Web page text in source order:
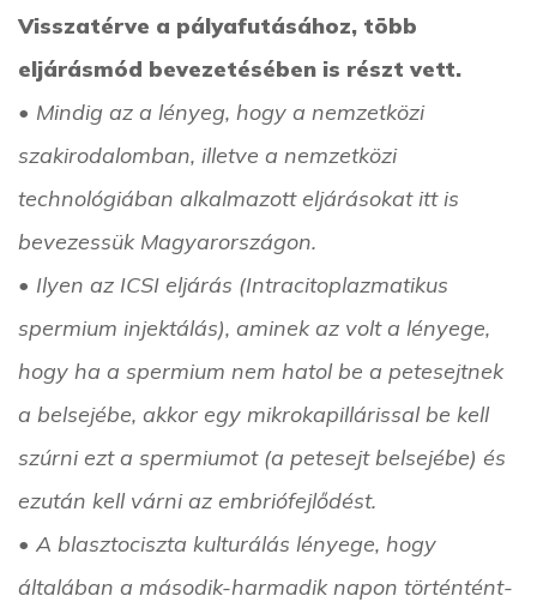
Visszatérve a pályafutásához, több
eljárásmód bevezetésében is részt vett.
• Mindig az a lényeg, hogy a nemzetközi
szakirodalomban, illetve a nemzetközi
technológiában alkalmazott eljárásokat itt is
bevezessük Magyarországon.
• Ilyen az ICSI eljárás (Intracitoplazmatikus
spermium injektálás), aminek az volt a lényege,
hogy ha a spermium nem hatol be a petesejtnek
a belsejébe, akkor egy mikrokapillárissal be kell
szúrni ezt a spermiumot (a petesejt belsejébe) és
ezután kell várni az embriófejlődést.
• A blasztociszta kulturálás lényege, hogy
általában a második-harmadik napon történtént-